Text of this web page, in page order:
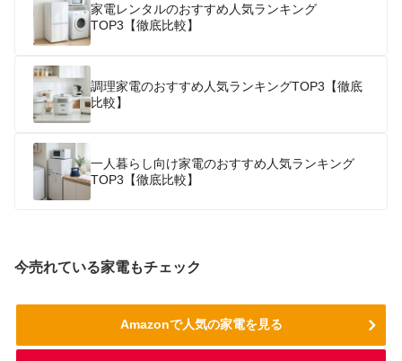
家電レンタルのおすすめ人気ランキング
TOP3【徹底比較】
調理家電のおすすめ人気ランキングTOP3【徹底
比較】
一人暮らし向け家電のおすすめ人気ランキング
TOP3【徹底比較】
今売れている家電もチェック
Amazonで人気の家電を見る